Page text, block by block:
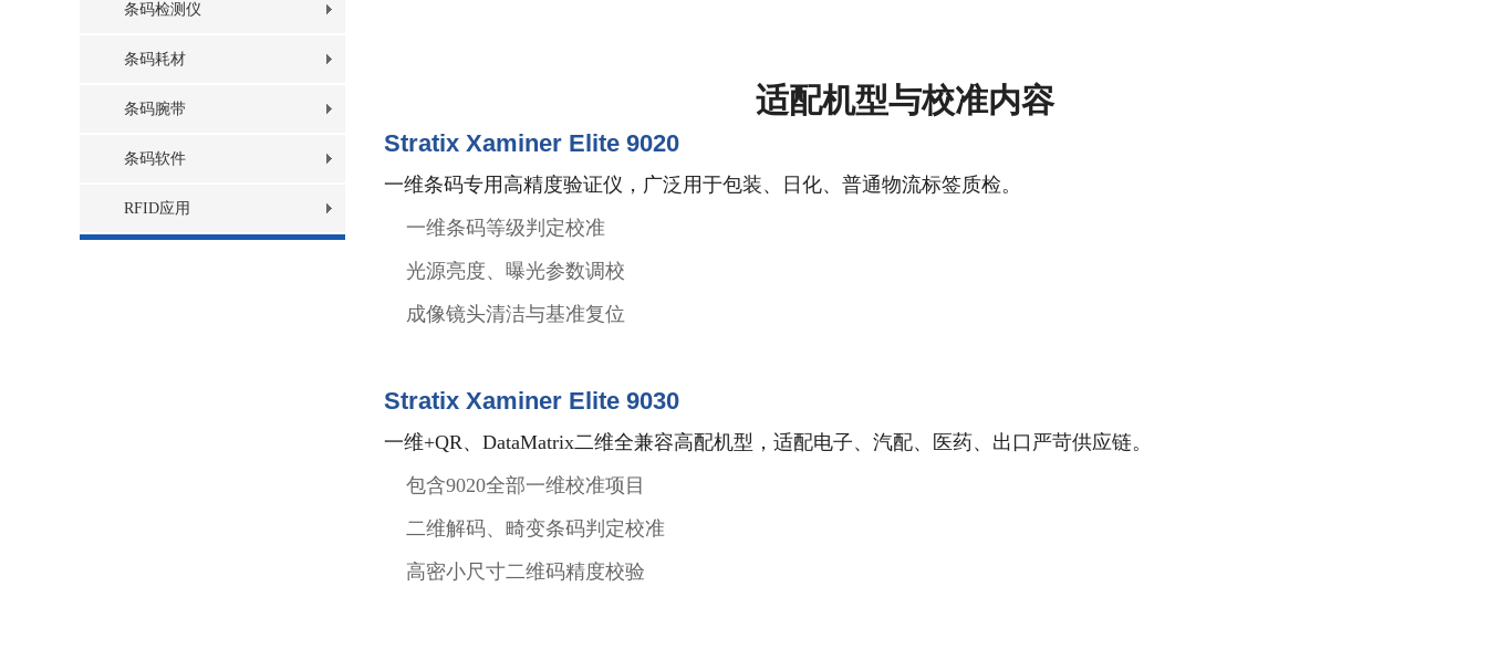
条码检测仪
条码耗材
条码腕带
条码软件
RFID应用
适配机型与校准内容
Stratix Xaminer Elite 9020
一维条码专用高精度验证仪，广泛用于包装、日化、普通物流标签质检。
一维条码等级判定校准
光源亮度、曝光参数调校
成像镜头清洁与基准复位
Stratix Xaminer Elite 9030
一维+QR、DataMatrix二维全兼容高配机型，适配电子、汽配、医药、出口严苛供应链。
包含9020全部一维校准项目
二维解码、畸变条码判定校准
高密小尺寸二维码精度校验